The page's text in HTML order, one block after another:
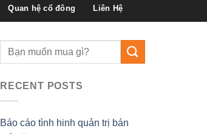
Quan hệ cổ đông Liên Hệ
RECENT POSTS
Báo cáo tình hinh quản trị bán